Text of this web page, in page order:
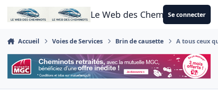
Aller au contenu
Le Web des CheminotsSe connecter
Accueil Voies de Services Brin de causette A tous ceux